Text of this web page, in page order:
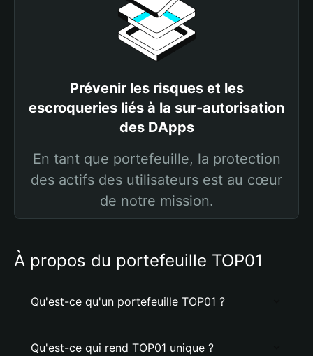
Prévenir les risques et les
escroqueries liés à la sur-autorisation
des DApps
En tant que portefeuille, la protection
des actifs des utilisateurs est au cœur
de notre mission.
À propos du portefeuille TOP01
Qu'est-ce qu'un portefeuille TOP01 ?
Qu'est-ce qui rend TOP01 unique ?